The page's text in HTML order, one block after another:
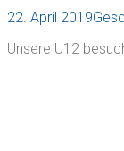
22. April 2019
Unsere U12